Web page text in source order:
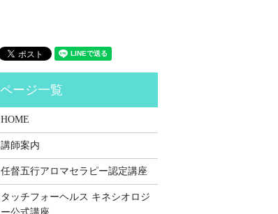
HOME
講師案内
任督五行アロマセラピー認定講座
タッチフォーヘルス キネシオロジ